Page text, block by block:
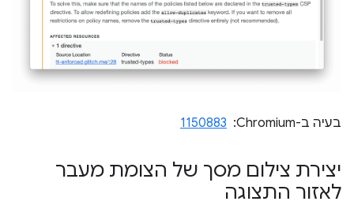
בעיה ב-Chromium: ‏ 1150883
יצירת צילום מסך של הצומת מעבר
לאזור התצוגה